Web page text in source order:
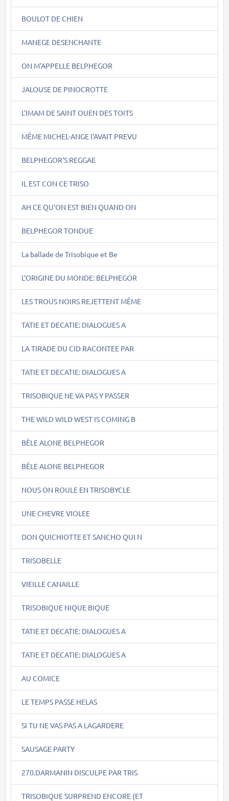
BOULOT DE CHIEN
MANEGE DESENCHANTE
ON M'APPELLE BELPHEGOR
JALOUSE DE PINOCROTTE
L'IMAM DE SAINT OUEN DES TOITS
MÊME MICHEL-ANGE l'AVAIT PREVU
BELPHEGOR'S REGGAE
IL EST CON CE TRISO
AH CE QU'ON EST BIEN QUAND ON
BELPHEGOR TONDUE
La ballade de Trisobique et Be
L'ORIGINE DU MONDE: BELPHEGOR
LES TROUS NOIRS REJETTENT MÊME
TATIE ET DECATIE: DIALOGUES A
LA TIRADE DU CID RACONTEE PAR
TATIE ET DECATIE: DIALOGUES A
TRISOBIQUE NE VA PAS Y PASSER
THE WILD WILD WEST IS COMING B
BÊLE ALONE BELPHEGOR
BÊLE ALONE BELPHEGOR
NOUS ON ROULE EN TRISOBYCLE
UNE CHEVRE VIOLEE
DON QUICHIOTTE ET SANCHO QUI N
TRISOBELLE
VIEILLE CANAILLE
TRISOBIQUE NIQUE BIQUE
TATIE ET DECATIE: DIALOGUES A
TATIE ET DECATIE: DIALOGUES A
AU COMICE
LE TEMPS PASSE HELAS
SI TU NE VAS PAS A LAGARDERE
SAUSAGE PARTY
270.DARMANIN DISCULPE PAR TRIS
TRISOBIQUE SURPREND ENCORE (ET